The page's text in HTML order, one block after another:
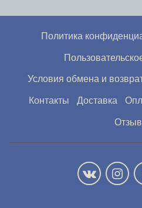
Политика
Условия обмена и
Контакты Доставка